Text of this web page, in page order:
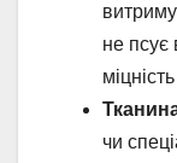
не псує
чи